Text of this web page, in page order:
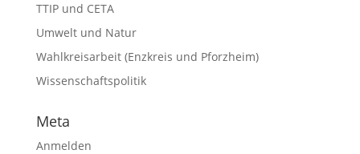
TTIP und CETA
Umwelt und Natur
Wahlkreisarbeit (Enzkreis und Pforzheim)
Wissenschaftspolitik
Meta
Anmelden